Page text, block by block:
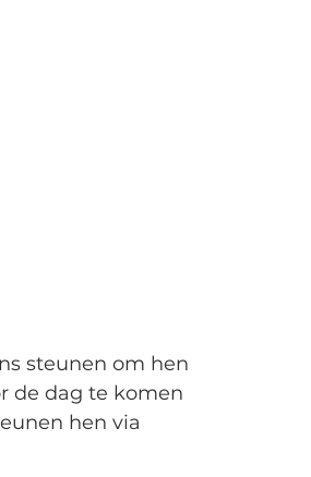
steunen om hen
de dag te komen
hen via